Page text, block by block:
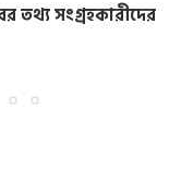
তথ্য সংগ্রহকারীদের